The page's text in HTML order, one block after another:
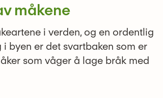
måkene
i verden, og en ordentlig
byen er det svartbaken som er
som våger å lage bråk med